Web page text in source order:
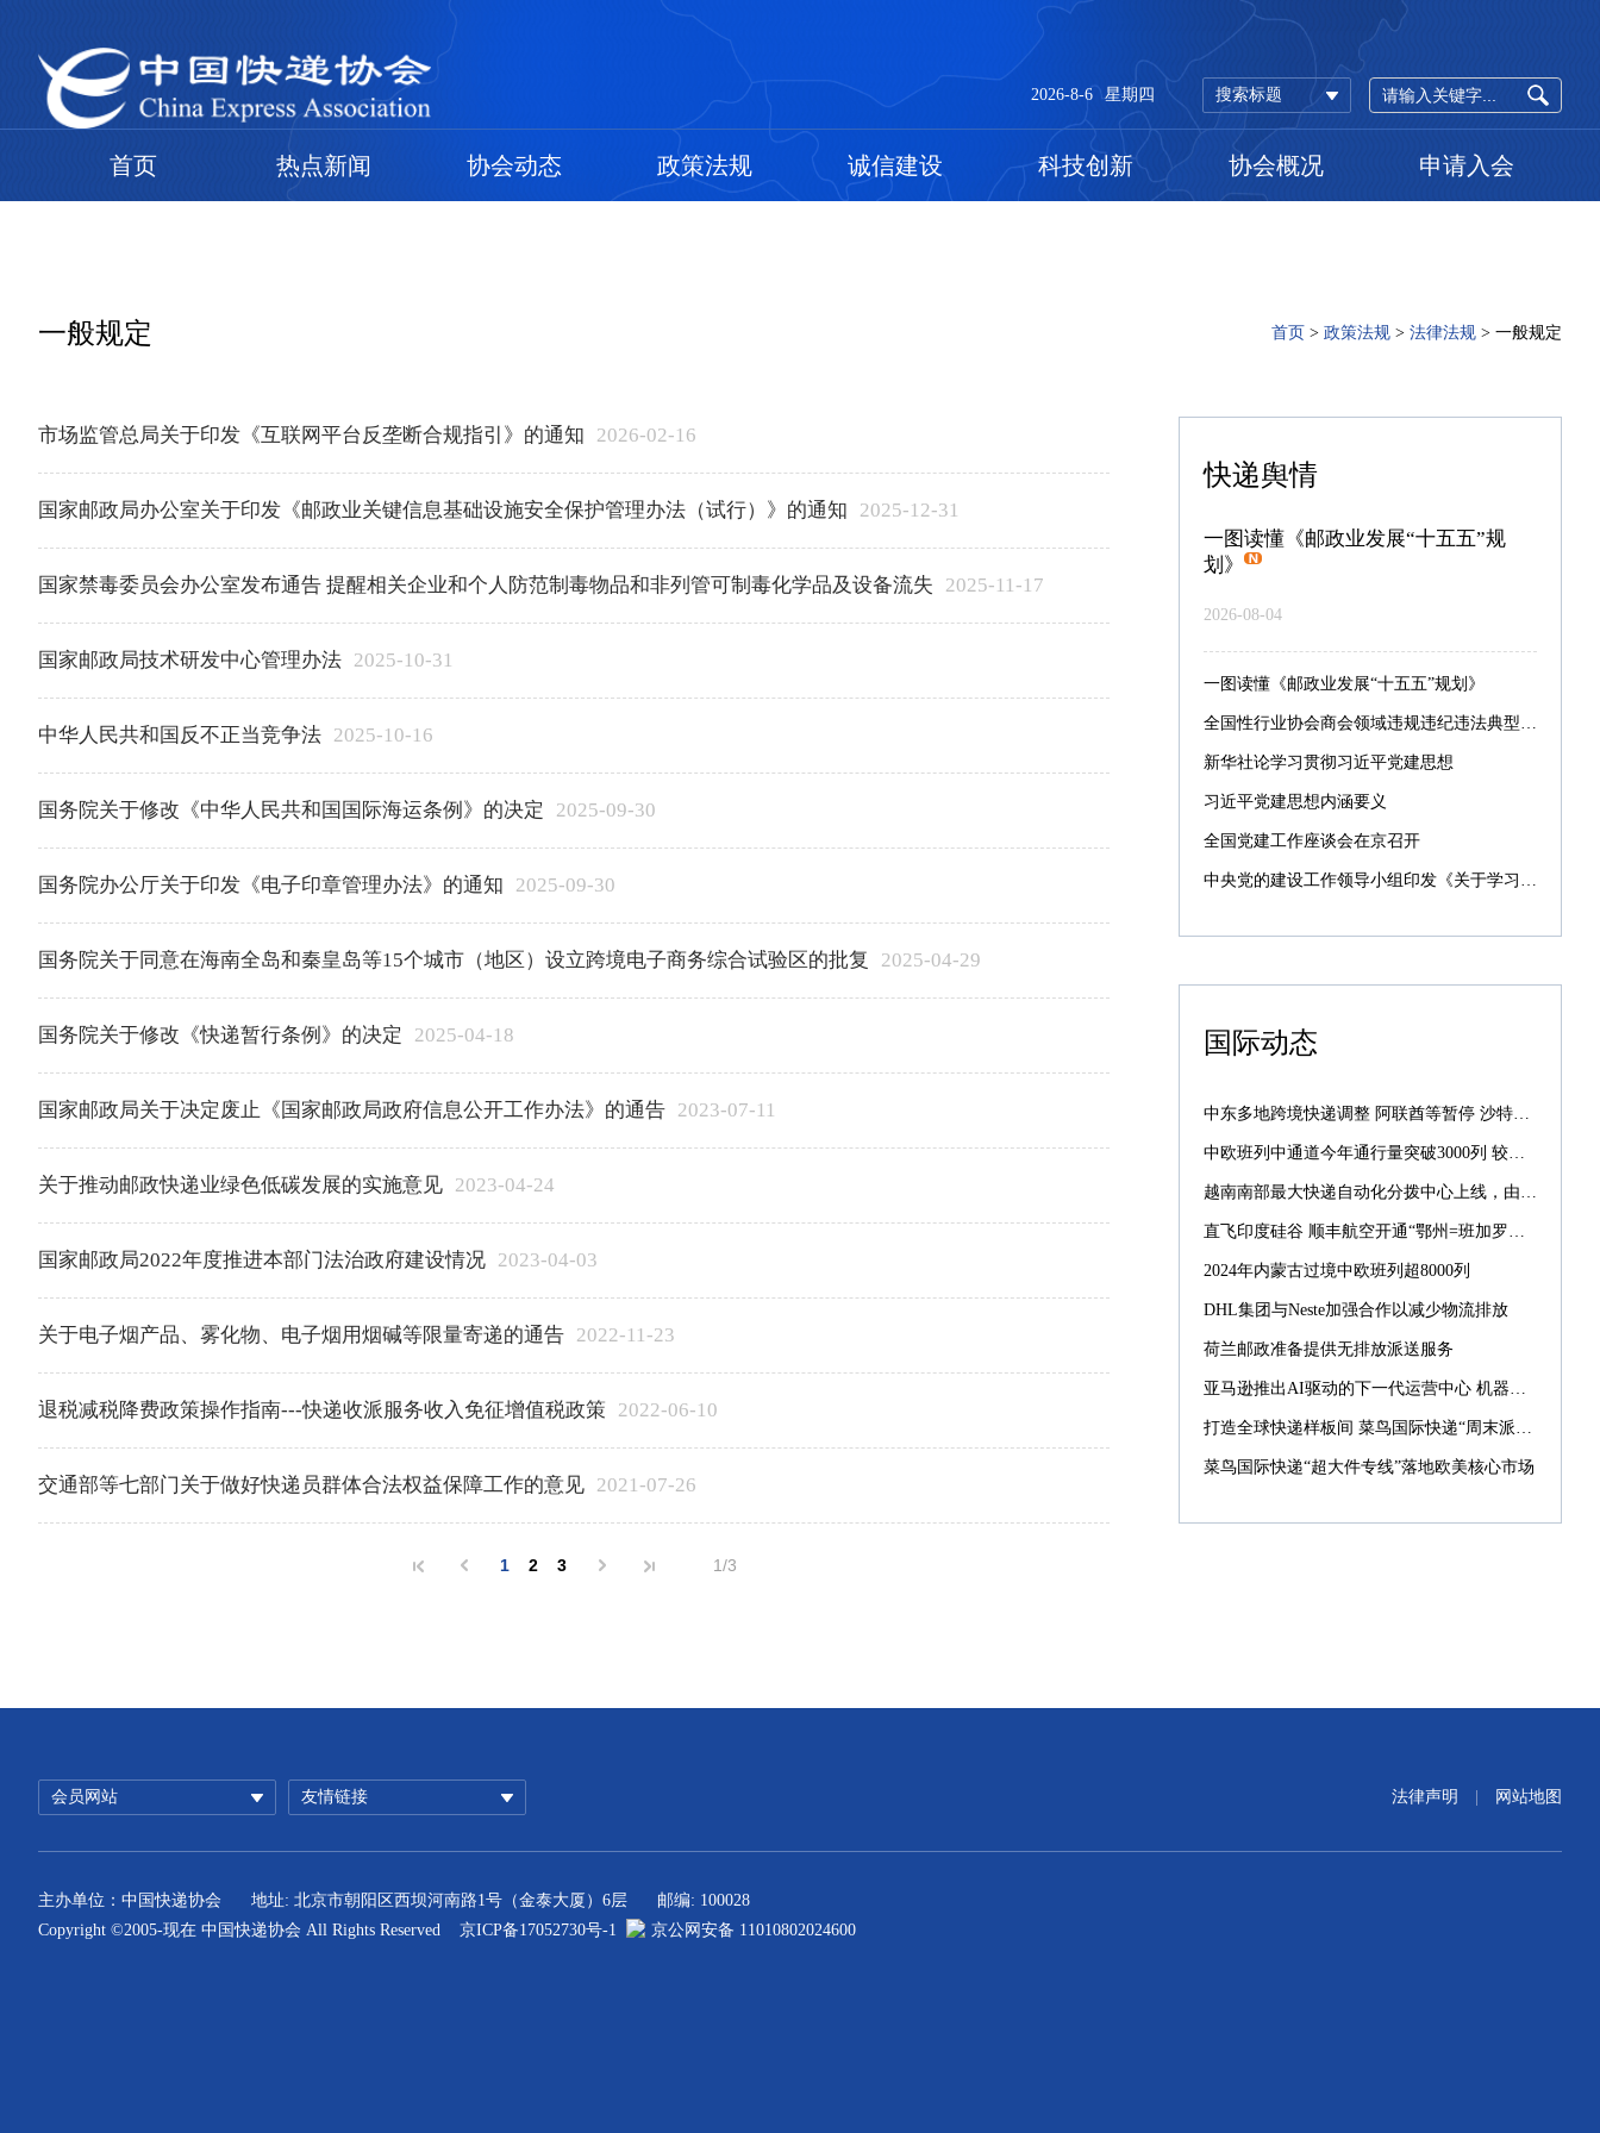
搜索标题
2026-8-6 星期四
首页 热点新闻 协会动态 政策法规 诚信建设 科技创新 协会概况 申请入会
一般规定 首页 > 政策法规 > 法律法规 > 一般规定
市场监管总局关于印发《互联网平台反垄断合规指引》的通知 2026-02-16
国家邮政局办公室关于印发《邮政业关键信息基础设施安全保护管理办法（试行）》的通知 2025-12-31
​国家禁毒委员会办公室发布通告 提醒相关企业和个人防范制毒物品和非列管可制毒化学品及设备流失 2025-11-17
国家邮政局技术研发中心管理办法 2025-10-31
​中华人民共和国反不正当竞争法 2025-10-16
国务院关于修改《中华人民共和国国际海运条例》的决定 2025-09-30
国务院办公厅关于印发《电子印章管理办法》的通知 2025-09-30
国务院关于同意在海南全岛和秦皇岛等15个城市（地区）设立跨境电子商务综合试验区的批复 2025-04-29
国务院关于修改《快递暂行条例》的决定 2025-04-18
国家邮政局关于决定废止《国家邮政局政府信息公开工作办法》的通告 2023-07-11
关于推动邮政快递业绿色低碳发展的实施意见 2023-04-24
国家邮政局2022年度推进本部门法治政府建设情况 2023-04-03
​关于电子烟产品、雾化物、电子烟用烟碱等限量寄递的通告 2022-11-23
退税减税降费政策操作指南---快递收派服务收入免征增值税政策 2022-06-10
交通部等七部门关于做好快递员群体合法权益保障工作的意见 2021-07-26
1 2 3 1/3
快递舆情
一图读懂《邮政业发展“十五五”规
划》
2026-08-04
一图读懂《邮政业发展“十五五”规划》
全国性行业协会商会领域违规违纪违法典型案例
新华社论学习贯彻习近平党建思想
习近平党建思想内涵要义
全国党建工作座谈会在京召开
中央党的建设工作领导小组印发《关于学习贯彻习近平党建思想的通知》
国际动态
中东多地跨境快递调整 阿联酋等暂停 沙特仍正常配送
中欧班列中通道今年通行量突破3000列 较去年提前39天
越南南部最大快递自动化分拨中心上线，由菜鸟承建
直飞印度硅谷 顺丰航空开通“鄂州=班加罗尔”国际货运航线
2024年内蒙古过境中欧班列超8000列
DHL集团与Neste加强合作以减少物流排放
荷兰邮政准备提供无排放派送服务
亚马逊推出AI驱动的下一代运营中心 机器人数量激增10倍
打造全球快递样板间 菜鸟国际快递“周末派”“同城配”引入西班牙
菜鸟国际快递“超大件专线”落地欧美核心市场
会员网站 友情链接 法律声明 网站地图
主办单位：中国快递协会 地址: 北京市朝阳区西坝河南路1号（金泰大厦）6层
邮编: 100028
Copyright ©2005-现在 中国快递协会 All Rights Reserved
京ICP备17052730号-1 京公网安备 11010802024600